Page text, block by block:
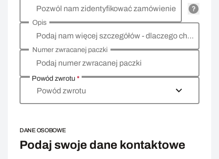
Pozwól nam zidentyfikować zamówienie
Podaj nam więcej szczegółów - dlaczego chcesz zwrócić towar, co jest powodem?
Opis
Podaj numer zwracanej paczki
Numer zwracanej paczki
Powód zwrotu*
Powód zwrotu
DANE OSOBOWE
Podaj swoje dane kontaktowe